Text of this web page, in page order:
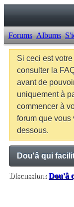
Forums Albums
Si ceci est
consulter la
avant de
uniquement à
commencer à
forum que
dessous.
Dou'â qui
Discussion: Dou'â